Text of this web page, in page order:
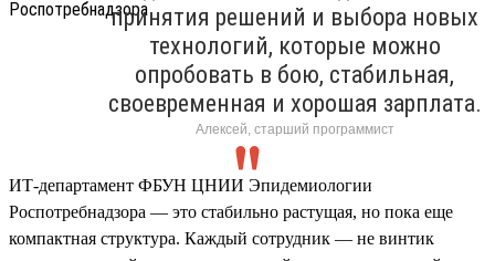
принятия решений и выбора новых
технологий, которые можно
опробовать в бою, стабильная,
своевременная и хорошая зарплата.
Алексей, старший программист
ИТ-департамент ФБУН ЦНИИ Эпидемиологии
Роспотребнадзора — это стабильно растущая, но пока еще
компактная структура. Каждый сотрудник — не винтик